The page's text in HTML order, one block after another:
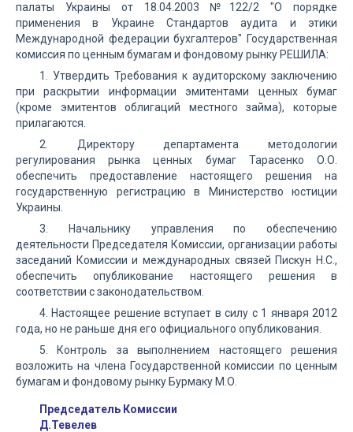
палаты Украины от 18.04.2003 №122/2 "О порядке
применения в Украине Стандартов аудита и этики
Международной федерации бухгалтеров" Государственная
комиссия по ценным бумагам и фондовому рынку РЕШИЛА:
1. Утвердить Требования к аудиторскому заключению
при раскрытии информации эмитентами ценных бумаг
(кроме эмитентов облигаций местного займа), которые
прилагаются.
2. Директору департамента методологии
регулирования рынка ценных бумаг Тарасенко О.О.
обеспечить предоставление настоящего решения на
государственную регистрацию в Министерство юстиции
Украины.
3. Начальнику управления по обеспечению
деятельности Председателя Комиссии, организации работы
заседаний Комиссии и международных связей Пискун Н.С.,
обеспечить опубликование настоящего решения в
соответствии с законодательством.
4. Настоящее решение вступает в силу с 1 января 2012
года, но не раньше дня его официального опубликования.
5. Контроль за выполнением настоящего решения
возложить на члена Государственной комиссии по ценным
бумагам и фондовому рынку Бурмаку М.О.
Председатель Комиссии
Д.Тевелев